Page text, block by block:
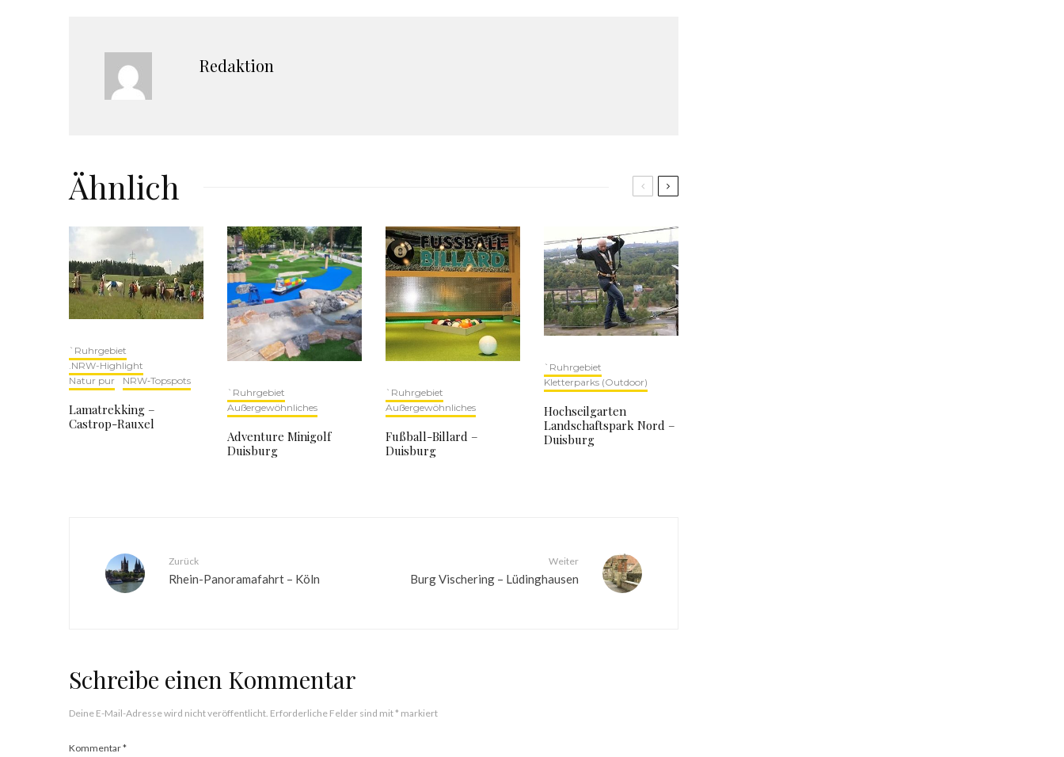
Redaktion
Ähnlich
`Ruhrgebiet
.NRW-Highlight
Natur pur
NRW‑Topspots
Lamatrekking –
Castrop-Rauxel
`Ruhrgebiet
Außergewöhnliches
Adventure Minigolf
Duisburg
`Ruhrgebiet
Außergewöhnliches
Fußball-Billard –
Duisburg
`Ruhrgebiet
Kletterparks (Outdoor)
Hochseilgarten
Landschaftspark Nord –
Duisburg
Zurück
Rhein-Panoramafahrt – Köln
Weiter
Burg Vischering – Lüdinghausen
Schreibe einen Kommentar
Deine E-Mail-Adresse wird nicht veröffentlicht. Erforderliche Felder sind mit* markiert
Kommentar*